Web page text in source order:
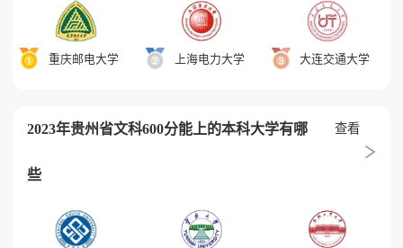
重庆邮电大学 上海电力大学 大连交通大学
2023年贵州省文科600分能上的本科大学有哪
些
查看